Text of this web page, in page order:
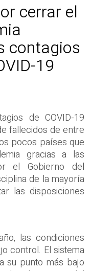
cerrar el
contagios
19
de COVID-19
fallecidos de entre
pocos países que
gracias a las
el Gobierno del
de la mayoría
las disposiciones
las condiciones
control. El sistema
su punto más bajo